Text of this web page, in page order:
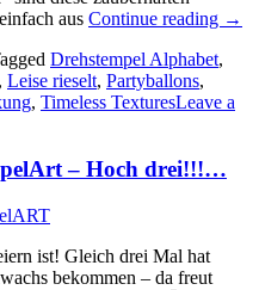
aus Continue reading „Die
der
→
Drehstempel Alphabet,
, Leise rieselt, Partyballons,
, Timeless TexturesLeave a
– Hoch drei!!!…
ist! Gleich drei Mal hat
bekommen – da freut